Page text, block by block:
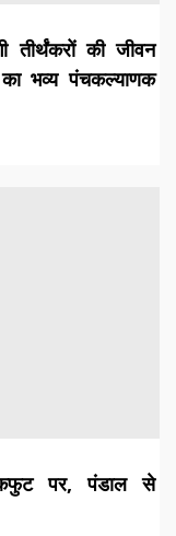
की जीवन
का भव्य पंचकल्याणक
पर, पंडाल से